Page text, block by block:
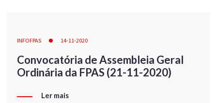
INFOFPAS 14-11-2020
Convocatória de Assembleia Geral
Ordinária da FPAS (21-11-2020)
Ler mais